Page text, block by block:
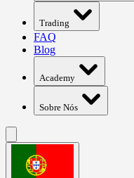
Trading
FAQ
Blog
Academy
Sobre Nós